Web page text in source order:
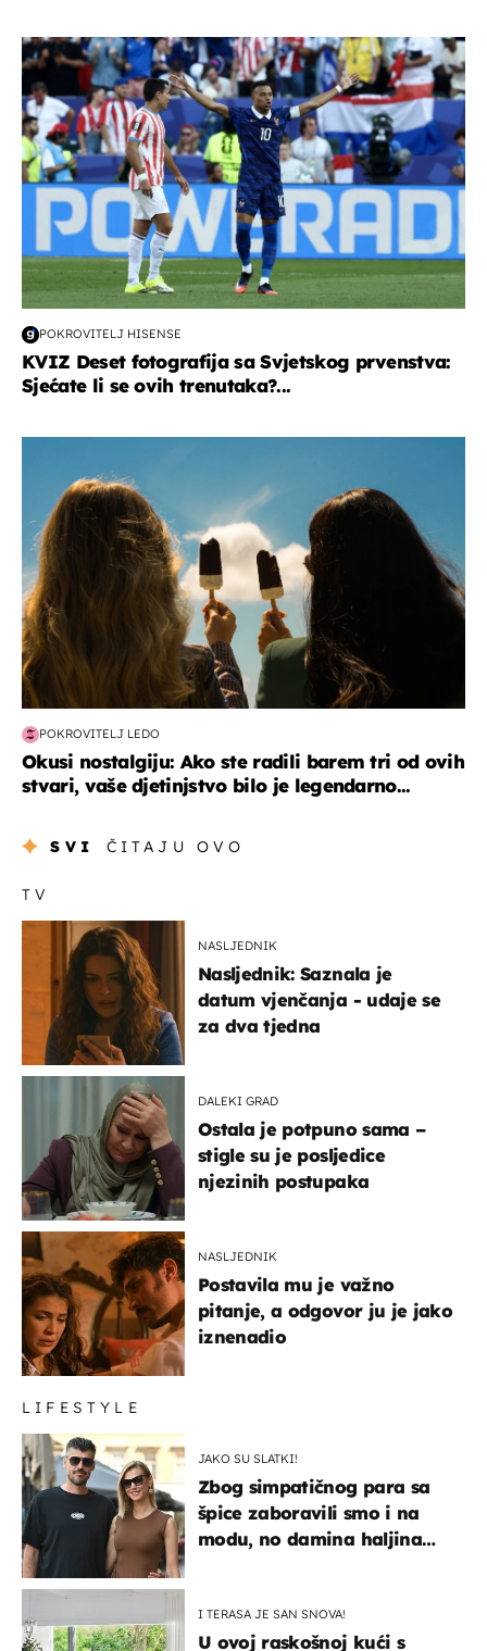
svjetsko prvenstvo 2026
POKROVITELJ HISENSE
KVIZ Deset fotografija sa Svjetskog prvenstva:
Sjećate li se ovih trenutaka?...
POKROVITELJ LEDO
Okusi nostalgiju: Ako ste radili barem tri od ovih
stvari, vaše djetinjstvo bilo je legendarno...
SVI ČITAJU OVO
TV
NASLJEDNIK
Nasljednik: Saznala je
datum vjenčanja - udaje se
za dva tjedna
DALEKI GRAD
Ostala je potpuno sama –
stigle su je posljedice
njezinih postupaka
NASLJEDNIK
Postavila mu je važno
pitanje, a odgovor ju je jako
iznenadio
LIFESTYLE
JAKO SU SLATKI!
Zbog simpatičnog para sa
špice zaboravili smo i na
modu, no damina haljina
I TERASA JE SAN SNOVA!
U ovoj raskošnoj kući s